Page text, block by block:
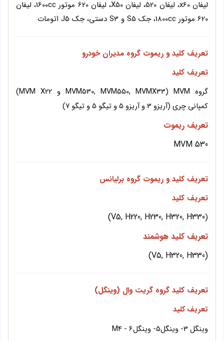
لیفان x60، لیفان 520، لیفان X50، لیفان 620 موتور 1600cc، لیفان
620 موتور 1800cc، جک S5 و S3 دستی، جک J5 اتومات
تعریف کلید و ریموت گروه مدیران خودرو
تعریف کلید
گروه MVM (MVM530, MVM550, MVMX33 و MVM X22)
کمپانی چری (آریزو 3 و آریزو 5 و تیگو 5 و تیگو 7)
تعریف ریموت
MVM 530
تعریف کلید و ریموت گروه برلیانس
تعریف کلید
(
V5, H220, H230, H320, H330)
تعریف کلید هوشمند
(
V5, H320, H330
)
تعریف کلید گروه گریت وال (وینگل)
تعریف کلید
وینگل 3- وینگل5- وینگل6 - M4